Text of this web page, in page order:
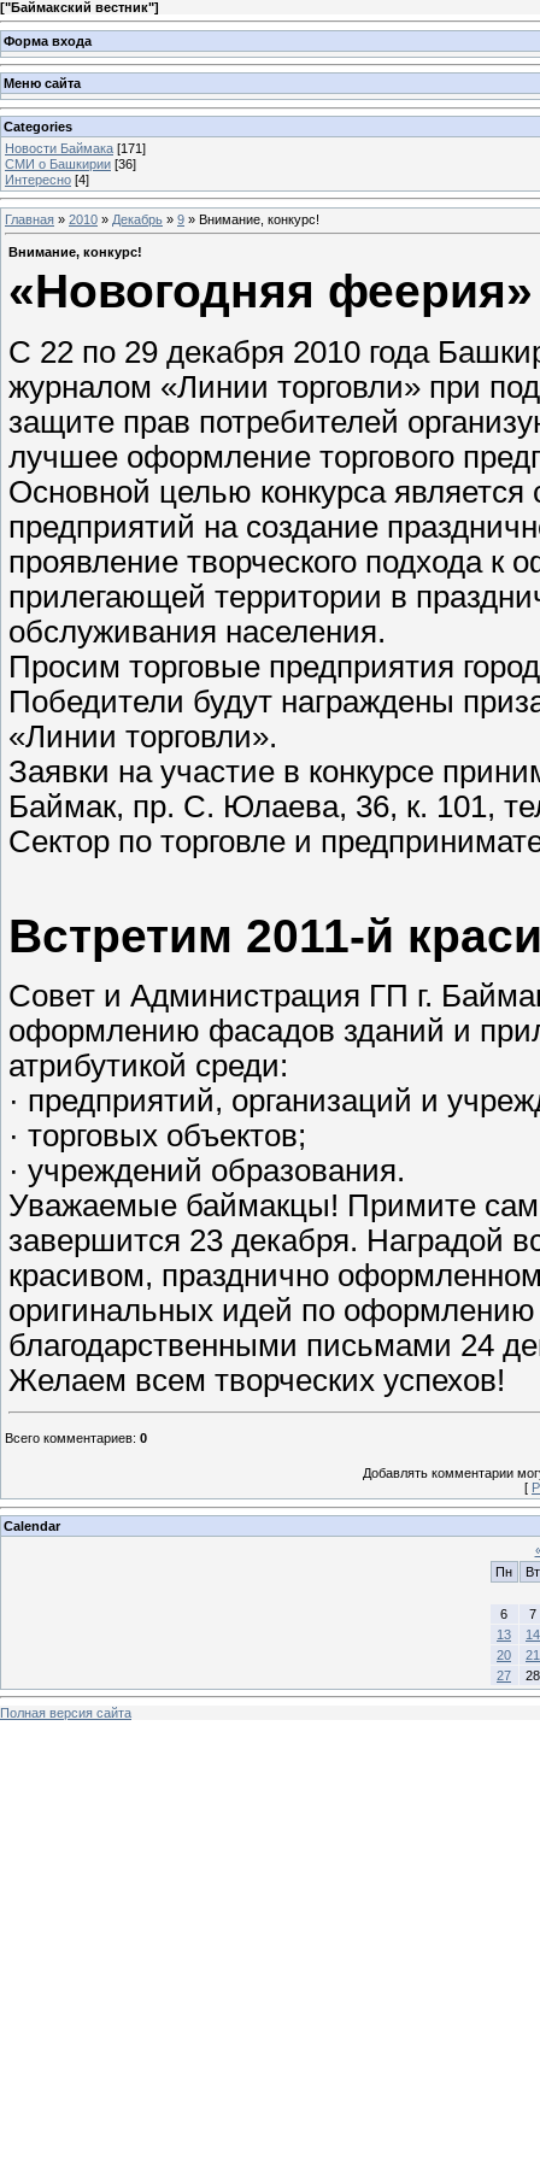
["Баймакский вестник"]
Форма входа
Меню сайта
Categories
Новости Баймака [171]
СМИ о Башкирии [36]
Интересно [4]
Главная » 2010 » Декабрь » 9 » Внимание, конкурс!
Внимание, конкурс!
«Новогодняя феерия»
С 22 по 29 декабря 2010 года
журналом «Линии торговли» при
защите прав потребителей
лучшее оформление торгового
Основной целью конкурса является
предприятий на создание
проявление творческого подхода к
прилегающей территории в
обслуживания населения.
Просим торговые предприятия
Победители будут награждены
«Линии торговли».
Заявки на участие в конкурсе
Баймак, пр. С. Юлаева, 36, к. 101,
Сектор по торговле и
Встретим 2011-й
Совет и Администрация ГП г.
оформлению фасадов зданий и
атрибутикой среди:
· предприятий, организаций и
· торговых объектов;
· учреждений образования.
Уважаемые баймакцы! Примите
завершится 23 декабря. Наградой
красивом, празднично
оригинальных идей по
благодарственными письмами 24
Желаем всем творческих успехов!
Всего комментариев: 0
Добавлять комментарии
[
Calendar
Пн
Вт
6
7
13
14
20
21
27
28
Полная версия сайта